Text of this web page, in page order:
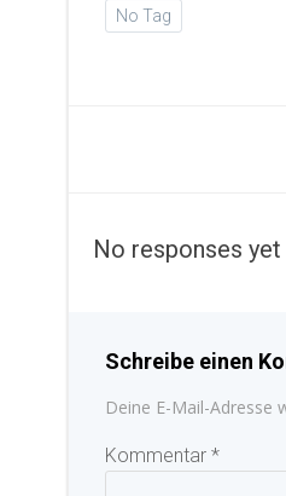
No Tag
No responses yet
Schreibe einen
Deine E-Mail-Adresse
Kommentar *